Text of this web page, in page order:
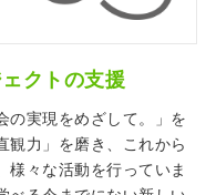
クトの支援
の実現をめざして。」を
観力」を磨き、これから
様々な活動を行っていま